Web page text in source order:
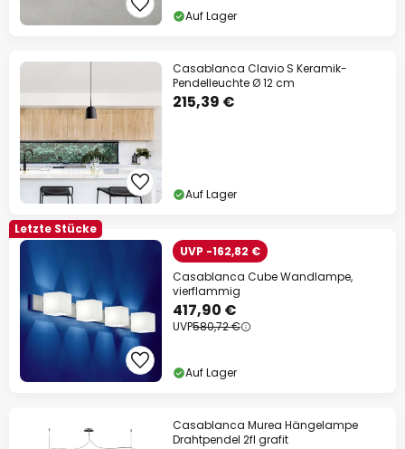
Auf Lager
Casablanca Clavio S Keramik-
Pendelleuchte Ø 12 cm
215,39 €
Auf Lager
Letzte Stücke
UVP -162,82 €
Casablanca Cube Wandlampe,
vierflammig
417,90 €
UVP580,72 €
Auf Lager
Casablanca Murea Hängelampe
Drahtpendel 2fl grafit